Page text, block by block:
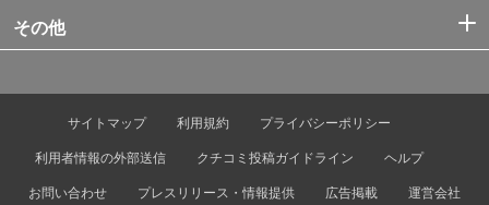
その他
サイトマップ 利用規約
プライバシーポリシー
利用者情報の外部送信
クチコミ投稿ガイドライン
ヘルプ
お問い合わせ
プレスリリース・情報提供 広告掲載 運営会社